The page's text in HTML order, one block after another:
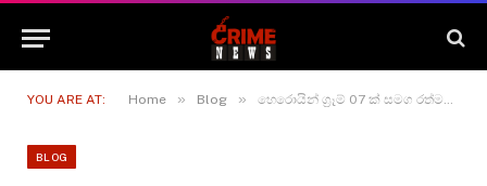
YOU ARE AT: Home » Blog » හෙරොයින් ග්‍රෑම් 07 ක් සමග රත්මලාන පුද්ගලයකු අත්අඩංගුවට
BLOG